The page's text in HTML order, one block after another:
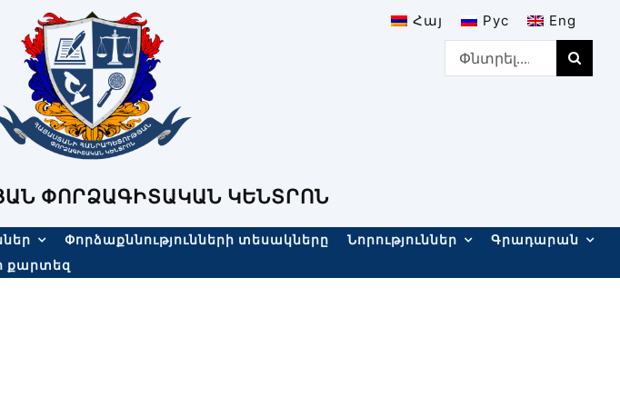
Հայ Рус
Eng
Search
for:
ՓՈՐՁԱԳԻՏԱԿԱՆ ԿԵՆՏՐՈՆ
Փորձաքննությունների տեսակները Նորություններ
Գրադարան
քարտեզ